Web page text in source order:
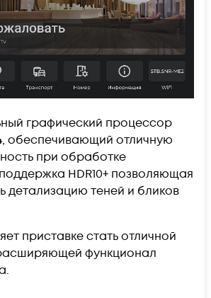
графический процессор
, обеспечивающий отличную
при обработке
HDR10+ позволяющая
детализацию теней и бликов
приставке стать отличной
функционал